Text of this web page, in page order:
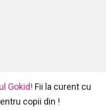
Gokid! Fii la curent cu
copii din !